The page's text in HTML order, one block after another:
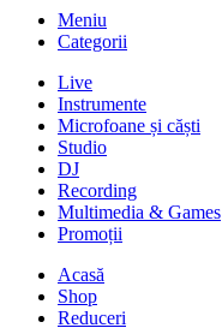
Meniu
Categorii
Live
Instrumente
Microfoane și căști
Studio
DJ
Recording
Multimedia & Games
Promoții
Acasă
Shop
Reduceri